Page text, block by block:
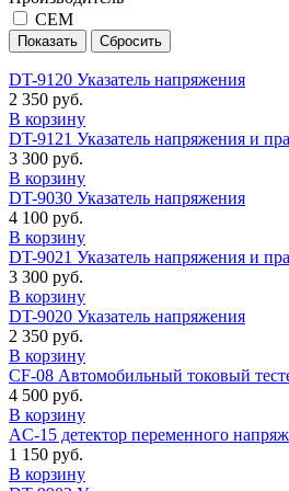
CEM
DT-9120 Указатель напряжения
2 350 руб.
В корзину
DT-9121 Указатель напряжения и
3 300 руб.
В корзину
DT-9030 Указатель напряжения
4 100 руб.
В корзину
DT-9021 Указатель напряжения и
3 300 руб.
В корзину
DT-9020 Указатель напряжения
2 350 руб.
В корзину
CF-08 Автомобильный токовый
4 500 руб.
В корзину
AC-15 детектор переменного
1 150 руб.
В корзину